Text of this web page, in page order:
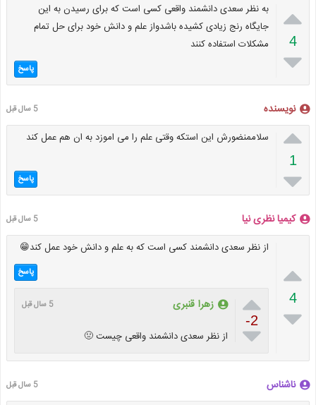

4

به نظر سعدی دانشمند واقعی کسی است که برای رسیدن به این
جایگاه رنج زیادی کشیده باشدواز علم و دانش خود برای حل تمام
مشکلات استفاده کنند
پاسخ
نویسنده 5 سال قبل

1

سلاممنضورش این استکه وقتی علم را می اموزد به ان هم عمل کند
پاسخ
کیمیا نظری نیا 5 سال قبل

4

از نظر سعدی دانشمند کسی است که به علم و دانش خود عمل کند😁
پاسخ

-2

زهرا قنبری 5 سال قبل
از نظر سعدی دانشمند واقعی چیست 🤢
ناشناس 5 سال قبل